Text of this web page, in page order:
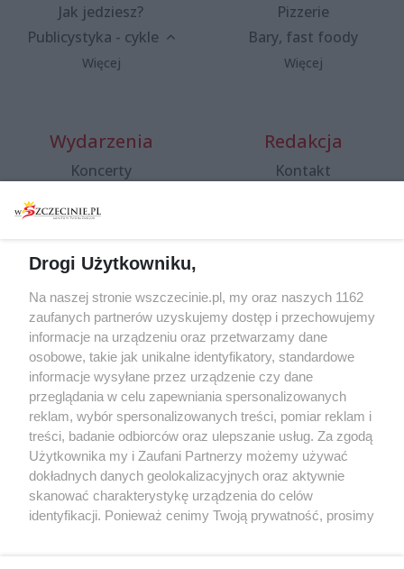
Jak jedziesz?
Publicystyka - cykle
Więcej
Pizzerie
Bary, fast foody
Więcej
Wydarzenia
Koncerty
Spacery i oprowadzania
targi
Wernisaże
Więcej
Redakcja
Kontakt
Specjalny koncert z okazji
20. urodzin portalu
wSzczecinie.pl
Regulamin konkursów
śniadaniówka "Hej
Szczecin! Jest piątek!"
Partnerzy
Praca Szczecin
Drogi Użytkowniku,
Na naszej stronie wszczecinie.pl, my oraz naszych 1162
zaufanych partnerów uzyskujemy dostęp i przechowujemy
informacje na urządzeniu oraz przetwarzamy dane
osobowe, takie jak unikalne identyfikatory, standardowe
informacje wysyłane przez urządzenie czy dane
przeglądania w celu zapewniania spersonalizowanych
reklam, wybór spersonalizowanych treści, pomiar reklam i
treści, badanie odbiorców oraz ulepszanie usług. Za zgodą
Użytkownika my i Zaufani Partnerzy możemy używać
dokładnych danych geolokalizacyjnych oraz aktywnie
skanować charakterystykę urządzenia do celów
identyfikacji. Ponieważ cenimy Twoją prywatność, prosimy